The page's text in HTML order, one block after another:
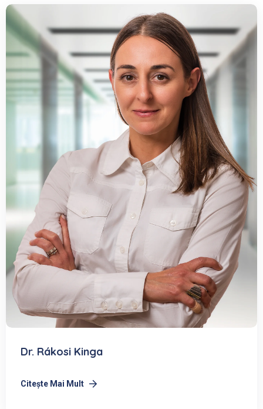
Dr. Rákosi Kinga
Citeşte Mai Mult